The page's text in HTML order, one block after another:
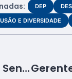
DEP
E DIVERSIDADE
Diretor do Senac participa da inauguração da Fábrica de Chocolate Mussuca